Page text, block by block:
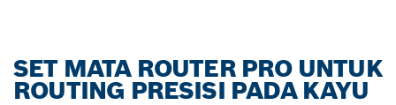
SET MATA ROUTER PRO UNTUK
ROUTING PRESISI PADA KAYU